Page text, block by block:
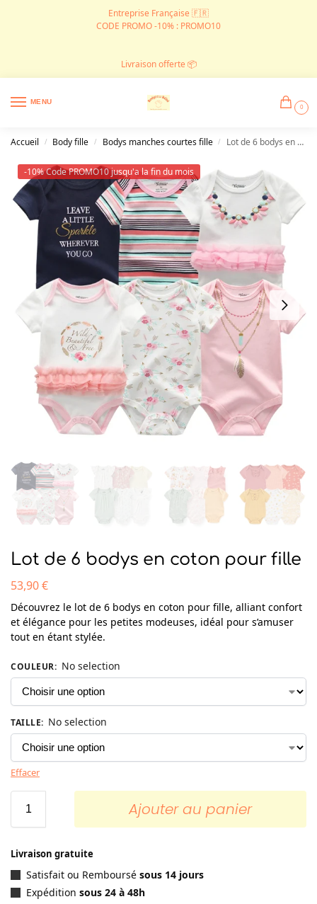
Entreprise Française 🇫🇷
CODE PROMO -10% : PROMO10
Livraison offerte 📦
MENU
0
Accueil / Body fille / Bodys manches courtes fille / Lot de 6 bodys en coton pour fille
-10% Code PROMO10 jusqu'a la fin du mois
Lot de 6 bodys en coton pour fille
53,90€
Découvrez le lot de 6 bodys en coton pour fille, alliant confort
et élégance pour les petites modeuses, idéal pour s’amuser
tout en étant stylée.
COULEUR: No selection
TAILLE: No selection
Effacer
Ajouter au panier
Livraison gratuite
Satisfait ou Remboursé sous 14 jours
Expédition sous 24 à 48h